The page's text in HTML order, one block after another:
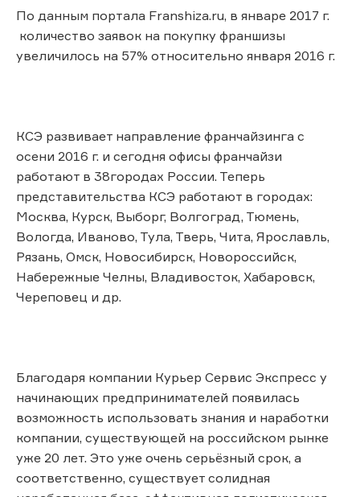
По данным портала Franshiza.ru, в январе 2017 г.
количество заявок на покупку франшизы
увеличилось на 57% относительно января 2016 г.
КСЭ развивает направление франчайзинга с
осени 2016 г. и сегодня офисы франчайзи
работают в 38городах России. Теперь
представительства КСЭ работают в городах:
Москва, Курск, Выборг, Волгоград, Тюмень,
Вологда, Иваново, Тула, Тверь, Чита, Ярославль,
Рязань, Омск, Новосибирск, Новороссийск,
Набережные Челны, Владивосток, Хабаровск,
Череповец и др.
Благодаря компании Курьер Сервис Экспресс у
начинающих предпринимателей появилась
возможность использовать знания и наработки
компании, существующей на российском рынке
уже 20 лет. Это уже очень серьёзный срок, а
соответственно, существует солидная